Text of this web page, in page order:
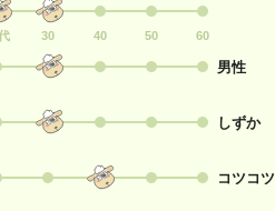
30 40 50 60
男性
しずか
コツコツ